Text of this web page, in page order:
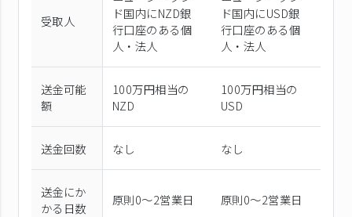
受取人
ド国内にNZD銀
行口座のある個
人・法人
ド国内にUSD銀
行口座のある個
人・法人
送金可能
額
100万円相当の
NZD
100万円相当の
USD
送金回数 なし なし
送金にか
かる日数
原則0〜2営業日 原則0〜2営業日